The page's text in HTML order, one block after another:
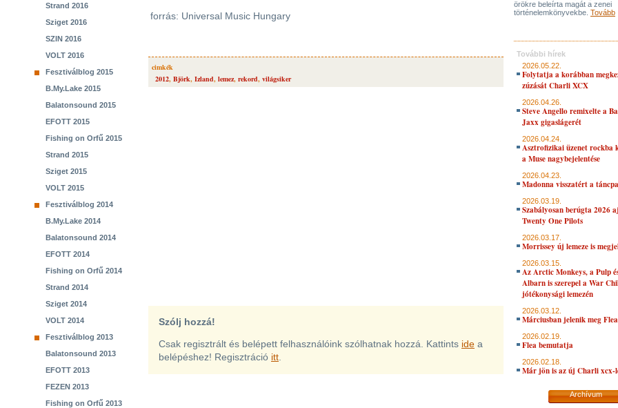
Strand 2016
Sziget 2016
SZIN 2016
VOLT 2016
Fesztiválblog 2015
B.My.Lake 2015
Balatonsound 2015
EFOTT 2015
Fishing on Orfű 2015
Strand 2015
Sziget 2015
VOLT 2015
Fesztiválblog 2014
B.My.Lake 2014
Balatonsound 2014
EFOTT 2014
Fishing on Orfű 2014
Strand 2014
Sziget 2014
VOLT 2014
Fesztiválblog 2013
Balatonsound 2013
EFOTT 2013
FEZEN 2013
Fishing on Orfű 2013
forrás: Universal Music Hungary
cimkék
2012, Björk, Izland, lemez, rekord, világsiker
Szólj hozzá!
Csak regisztrált és belépett felhasználóink szólhatnak hozzá. Kattints ide a
belépéshez! Regisztráció itt
örökre beleírta magát a zenei
történelemkönyvekbe. Tovább
További hírek
2026.05.22.
Folytatja a korábban
zúzását Charli XCX
2026.04.26.
Steve Angello remixelte a
Jaxx gigaslágerét
2026.04.24.
Asztrofizikai üzenet rockba
a Muse nagybejelentése
2026.04.23.
Madonna visszatért a
2026.03.19.
Szabályosan berúgta 2026
Twenty One Pilots
2026.03.17.
Morrissey új lemeze is
2026.03.15.
Az Arctic Monkeys, a Pulp
Albarn is szerepel a War
jótékonysági lemezén
2026.03.12.
Márciusban jelenik meg
2026.02.19.
Flea bemutatja
2026.02.18.
Már jön is az új Charli xcx-
Archívum